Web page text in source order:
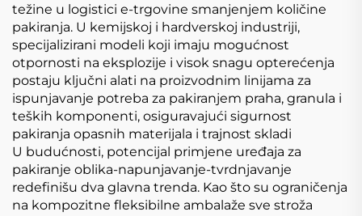
težine u logistici e-trgovine smanjenjem količine
pakiranja. U kemijskoj i hardverskoj industriji,
specijalizirani modeli koji imaju mogućnost
otpornosti na eksplozije i visok snagu opterećenja
postaju ključni alati na proizvodnim linijama za
ispunjavanje potreba za pakiranjem praha, granula i
teških komponenti, osiguravajući sigurnost
pakiranja opasnih materijala i trajnost skladi
U budućnosti, potencijal primjene uređaja za
pakiranje oblika-napunjavanje-tvrdnjavanje
redefinišu dva glavna trenda. Kao što su ograničenja
na kompozitne fleksibilne ambalaže sve stroža